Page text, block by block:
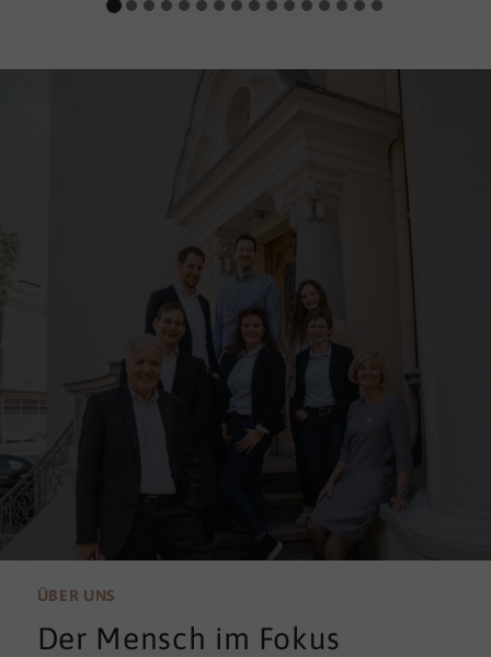
ÜBER UNS
Der Mensch im Fokus